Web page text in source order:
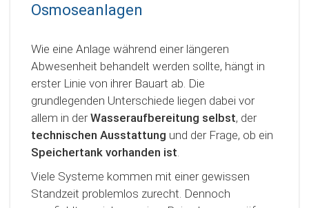
Osmoseanlagen
Wie eine Anlage während einer längeren
Abwesenheit behandelt werden sollte, hängt in
erster Linie von ihrer Bauart ab. Die
grundlegenden Unterschiede liegen dabei vor
allem in derWasseraufbereitung selbst, der
technischen Ausstattung und der Frage, ob ein
Speichertank vorhanden ist
Viele Systeme kommen mit einer gewissen
Standzeit problemlos zurecht. Dennoch